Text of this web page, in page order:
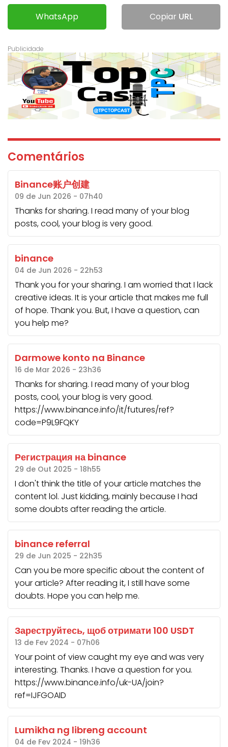
WhatsApp Copiar URL
Comentários
Binance账户创建
09 de Jun 2026 - 07h40
Thanks for sharing. I read many of your blog
posts, cool, your blog is very good.
binance
04 de Jun 2026 - 22h53
Thank you for your sharing. I am worried that I lack
creative ideas. It is your article that makes me full
of hope. Thank you. But, I have a question, can
you help me?
Darmowe konto na Binance
16 de Mar 2026 - 23h36
Thanks for sharing. I read many of your blog
posts, cool, your blog is very good.
https://www.binance.info/it/futures/ref?
code=P9L9FQKY
Регистрация на binance
29 de Out 2025 - 18h55
I don't think the title of your article matches the
content lol. Just kidding, mainly because I had
some doubts after reading the article.
binance referral
29 de Jun 2025 - 22h35
Can you be more specific about the content of
your article? After reading it, I still have some
doubts. Hope you can help me.
Зареструйтесь, щоб отримати 100 USDT
13 de Fev 2024 - 07h06
Your point of view caught my eye and was very
interesting. Thanks. I have a question for you.
https://www.binance.info/uk-UA/join?
ref=IJFGOAID
Lumikha ng libreng account
04 de Fev 2024 - 19h36